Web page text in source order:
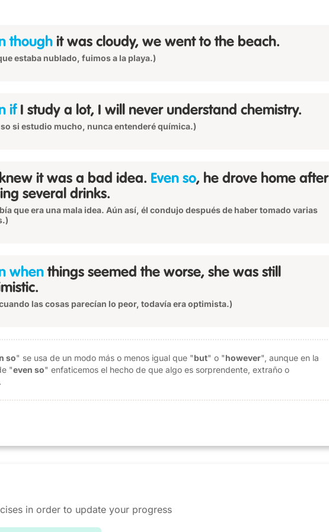
though it was cloudy, we went to the beach.
estaba nublado, fuimos a la playa.)
ifI study a lot, I will never understand chemistry.
si estudio mucho, nunca entenderé química.)
it was a bad idea. Even so, he drove home after
several drinks.
que era una mala idea. Aún así, él condujo después de haber tomado varias
when things seemed the worse, she was still
las cosas parecían lo peor, todavía era optimista.)
so" se usa de un modo más o menos igual que "but" o "however", aunque en la
"even so" enfaticemos el hecho de que algo es sorprendente, extraño o
in order to update your progress